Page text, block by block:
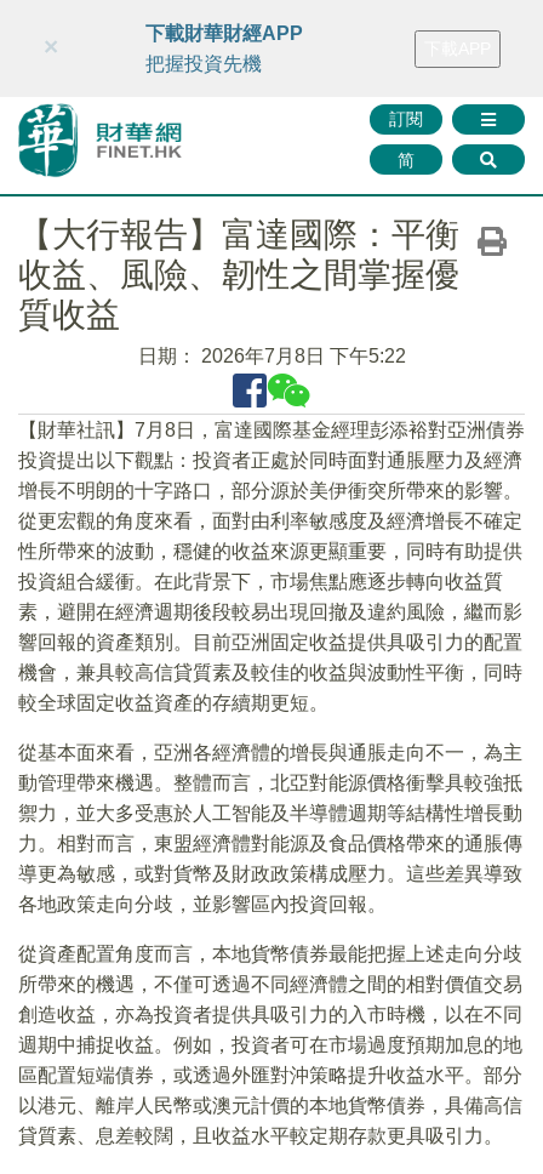
財華智庫網 FINTV FINMETA 財華證券 媒體矩陣
訂閱
简
×
下載財華財經APP
把握投資先機
【大行報告】富達國際：平衡
收益、風險、韌性之間掌握優
質收益
日期： 2026年7月8日 下午5:22
【財華社訊】7月8日，富達國際基金經理彭添裕對亞洲債券
投資提出以下觀點：投資者正處於同時面對通脹壓力及經濟
增長不明朗的十字路口，部分源於美伊衝突所帶來的影響。
從更宏觀的角度來看，面對由利率敏感度及經濟增長不確定
性所帶來的波動，穩健的收益來源更顯重要，同時有助提供
投資組合緩衝。在此背景下，市場焦點應逐步轉向收益質
素，避開在經濟週期後段較易出現回撤及違約風險，繼而影
響回報的資產類別。目前亞洲固定收益提供具吸引力的配置
機會，兼具較高信貸質素及較佳的收益與波動性平衡，同時
較全球固定收益資產的存續期更短。
從基本面來看，亞洲各經濟體的增長與通脹走向不一，為主
動管理帶來機遇。整體而言，北亞對能源價格衝擊具較強抵
禦力，並大多受惠於人工智能及半導體週期等結構性增長動
力。相對而言，東盟經濟體對能源及食品價格帶來的通脹傳
導更為敏感，或對貨幣及財政政策構成壓力。這些差異導致
各地政策走向分歧，並影響區內投資回報。
從資產配置角度而言，本地貨幣債券最能把握上述走向分歧
所帶來的機遇，不僅可透過不同經濟體之間的相對價值交易
創造收益，亦為投資者提供具吸引力的入市時機，以在不同
週期中捕捉收益。例如，投資者可在市場過度預期加息的地
區配置短端債券，或透過外匯對沖策略提升收益水平。部分
以港元、離岸人民幣或澳元計價的本地貨幣債券，具備高信
貸質素、息差較闊，且收益水平較定期存款更具吸引力。